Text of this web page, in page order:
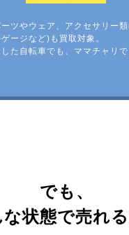
ツやウェア、アクセサリー類
ージなど)も買取対象。
た自転車でも、ママチャリ
でも、
な状態で売れ